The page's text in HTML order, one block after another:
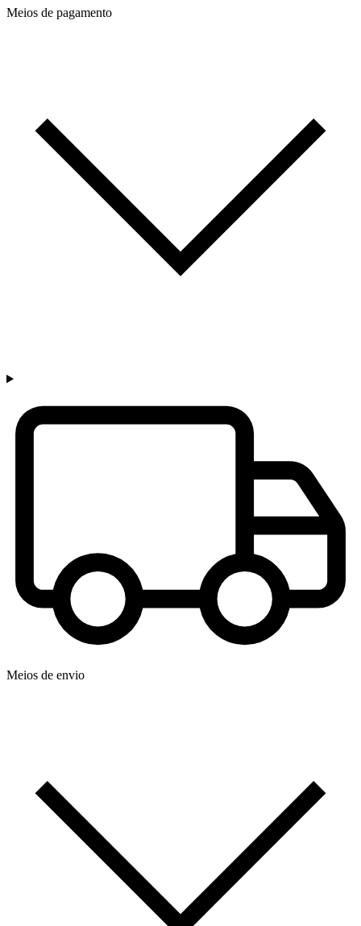
Meios de pagamento
Meios de envio